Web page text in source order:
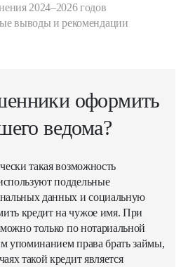
2024–2026 годов
выводы и рекомендации
оформить
ведома?
такая возможность
поддельные
данных и социальную
кредит на чужое имя. При
только по нотариальной
упоминанием права брать займы,
такой кредит является